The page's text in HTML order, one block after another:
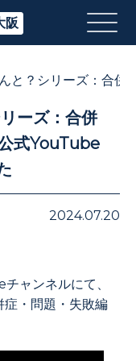
阪
んと？シリーズ：合
ーズ：合併
式YouTube
2024.07.20
ャンネルにて、
症・問題・失敗編